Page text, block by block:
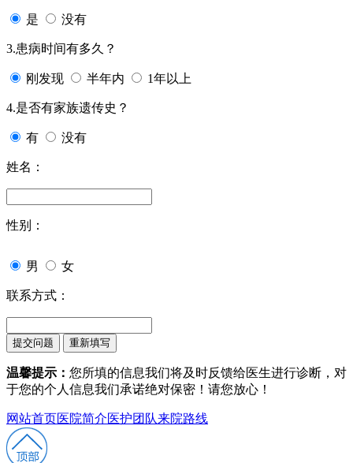
是 没有
3.患病时间有多久？
刚发现 半年内 1年以上
4.是否有家族遗传史？
有 没有
姓名：
性别：
男 女
联系方式：
温馨提示： 您所填的信息我们将及时反馈给医生进行诊断，对
于您的个人信息我们承诺绝对保密！请您放心！
网站首页医院简介医护团队来院路线